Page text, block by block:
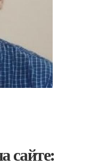
сайте: